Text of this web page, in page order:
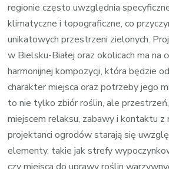
regionie często uwzględnia
klimatyczne i topograficzne, co
unikatowych przestrzeni zielonych.
w Bielsku-Białej oraz okolicach ma na
harmonijnej kompozycji, która będzie
charakter miejsca oraz potrzeby jego
to nie tylko zbiór roślin, ale
miejscem relaksu, zabawy i kontaktu
projektanci ogrodów starają się
elementy, takie jak strefy